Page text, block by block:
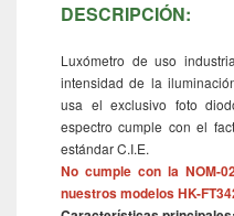
DESCRIPCIÓN:
Luxómetro de uso
intensidad de la
usa el exclusivo foto
espectro cumple con el
estándar C.I.E.
No cumple con la NOM-
nuestros modelos HK-